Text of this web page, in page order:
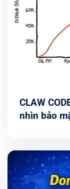
CLAW
nhìn bảo